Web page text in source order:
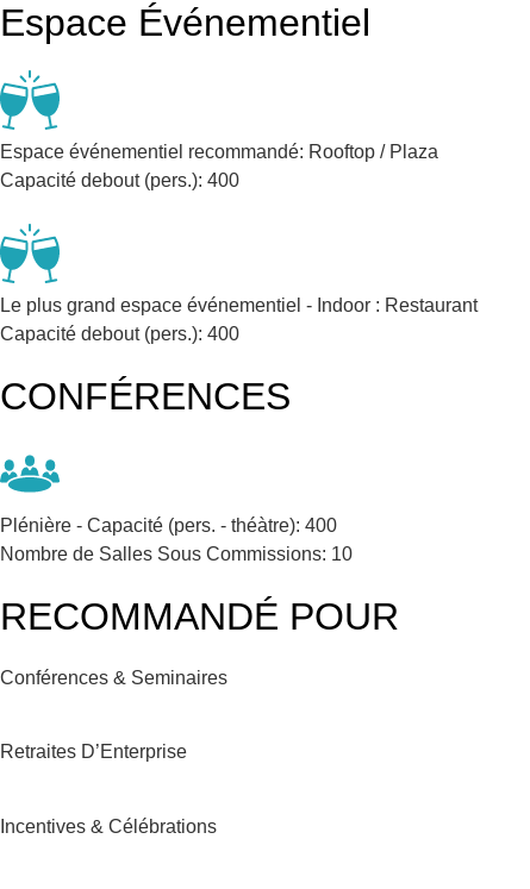
Espace Événementiel
Espace événementiel recommandé: Rooftop / Plaza
Capacité debout (pers.): 400
Le plus grand espace événementiel - Indoor : Restaurant
Capacité debout (pers.): 400
CONFÉRENCES
Plénière - Capacité (pers. - théàtre): 400
Nombre de Salles Sous Commissions: 10
RECOMMANDÉ POUR
Conférences & Seminaires
Retraites D’Enterprise
Incentives & Célébrations